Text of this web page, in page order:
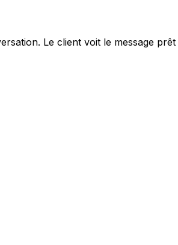
Le client voit le message